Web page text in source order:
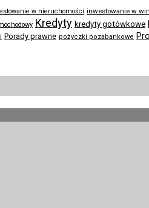
w nieruchomości inwestowanie w
Kredyty kredyty gotówkowe
Porady prawne pożyczki pozabankowe